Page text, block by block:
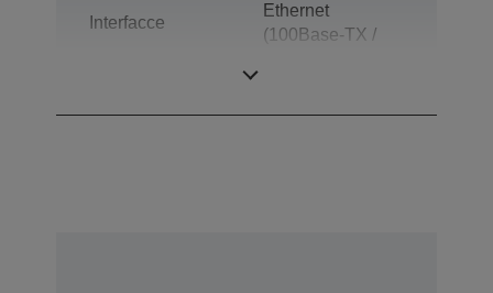
Interfacce
Ethernet
(100Base-TX /